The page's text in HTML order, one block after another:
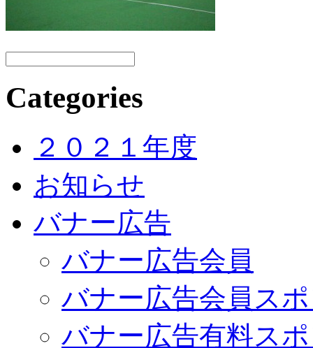
Categories
２０２１年度
お知らせ
バナー広告
バナー広告会員
バナー広告会員ス
バナー広告有料ス